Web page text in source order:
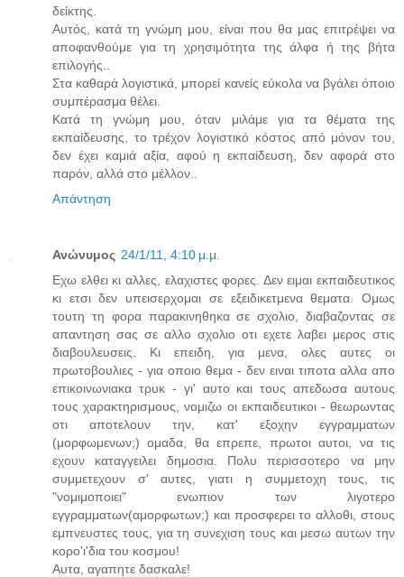
δείκτης.
Αυτός, κατά τη γνώμη μου, είναι που θα μας επιτρέψει να
αποφανθούμε για τη χρησιμότητα της άλφα ή της βήτα
επιλογής..
Στα καθαρά λογιστικά, μπορεί κανείς εύκολα να βγάλει όποιο
συμπέρασμα θέλει.
Κατά τη γνώμη μου, όταν μιλάμε για τα θέματα της
εκπαίδευσης, το τρέχον λογιστικό κόστος από μόνον του,
δεν έχει καμιά αξία, αφού η εκπαίδευση, δεν αφορά στο
παρόν, αλλά στο μέλλον..
Απάντηση
Ανώνυμος 24/1/11, 4:10 μ.μ.
Εχω ελθει κι αλλες, ελαχιστες φορες. Δεν ειμαι εκπαιδευτικος
κι ετσι δεν υπεισερχομαι σε εξειδικετμενα θεματα. Ομως
τουτη τη φορα παρακινηθηκα σε σχολιο, διαβαζοντας σε
απαντηση σας σε αλλο σχολιο οτι εχετε λαβει μερος στις
διαβουλευσεις. Κι επειδη, για μενα, ολες αυτες οι
πρωτοβουλιες - για οποιο θεμα - δεν ειναι τιποτα αλλα απο
επικοινωνιακα τρυκ - γι' αυτο και τους απεδωσα αυτους
τους χαρακτηρισμους, νομιζω οι εκπαιδευτικοι - θεωρωντας
οτι αποτελουν την, κατ' εξοχην εγγραμματων
(μορφωμενων;) ομαδα, θα επρεπε, πρωτοι αυτοι, να τις
εχουν καταγγειλει δημοσια. Πολυ περισσοτερο να μην
συμμετεχουν σ' αυτες, γιατι η συμμετοχη τους, τις
"νομιμοποιει" ενωπιον των λιγοτερο
εγγραμματων(αμορφωτων;) και προσφερει το αλλοθι, στους
εμπνευστες τους, για τη συνεχιση τους και μεσω αυτων την
κορο'ι'δια του κοσμου!
Αυτα, αγαπητε δασκαλε!